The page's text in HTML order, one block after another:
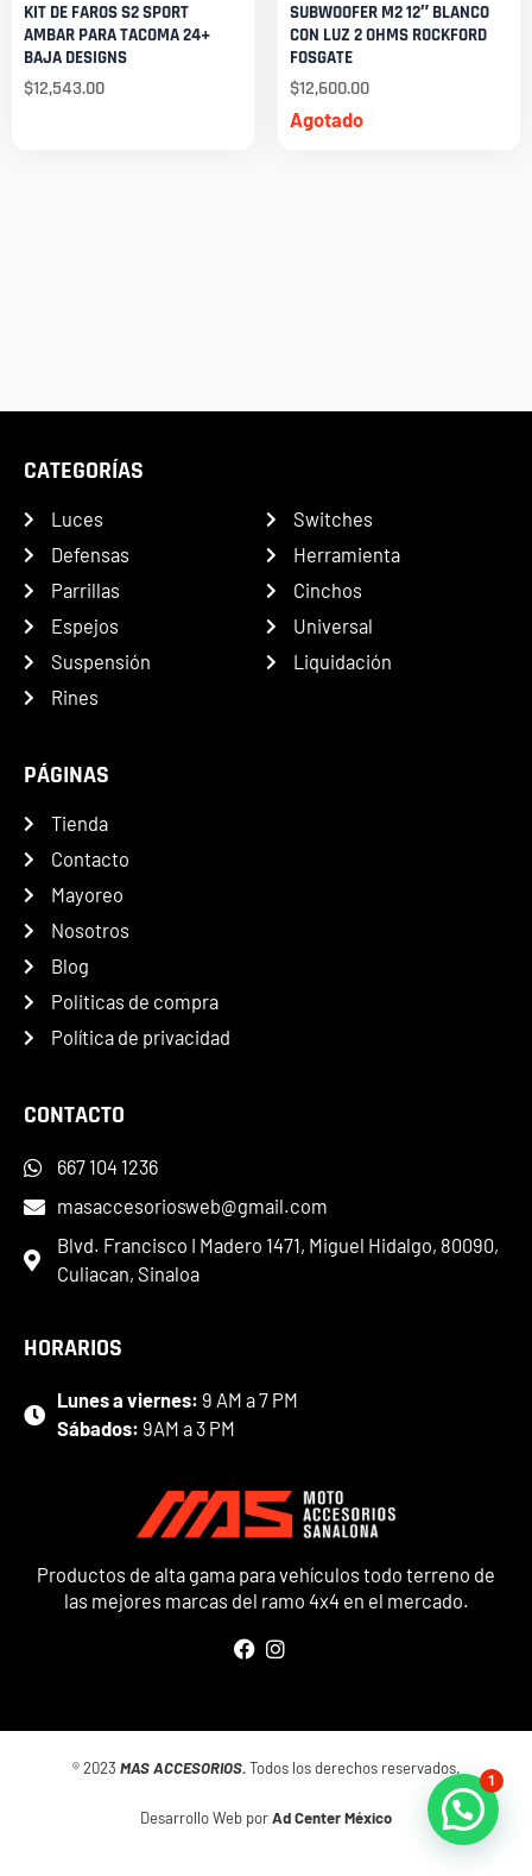
KIT DE FAROS S2 SPORT
AMBAR PARA TACOMA 24+
BAJA DESIGNS
$12,543.00
Agotado
SUBWOOFER M2 12″ BLANCO
CON LUZ 2 OHMS ROCKFORD
FOSGATE
$12,600.00
Productos de alta gama para vehículos todo terreno de
las mejores marcas del ramo 4x4 en el mercado.
CATEGORÍAS
Luces
Defensas
Parrillas
Espejos
Suspensión
Rines
Switches
Herramienta
Cinchos
Universal
Liquidación
PÁGINAS
Tienda
Contacto
Mayoreo
Nosotros
Blog
Politicas de compra
Política de privacidad
CONTACTO
667 104 1236
masaccesoriosweb@gmail.com
Blvd. Francisco I Madero 1471, Miguel Hidalgo, 80090,
Culiacan, Sinaloa
HORARIOS
Lunes a viernes: 9 AM a 7 PM
Sábados: 9AM a 3 PM
® 2023 MAS ACCESORIOS.Todos los derechos reservados.
Desarrollo Web porAd Center México
1